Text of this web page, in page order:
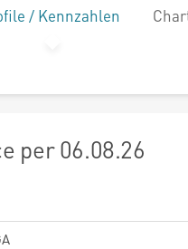
/ Kennzahlen
per 06.08.26